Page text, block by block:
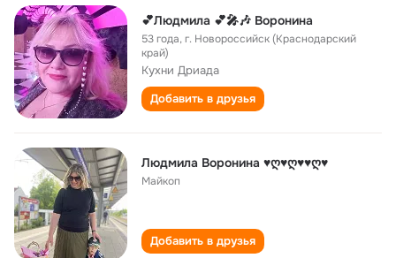
💕Людмила 💕🎤🎶 Воронина
53 года,г. Новороссийск (Краснодарский
край)
Кухни Дриада
Добавить в друзья
Людмила Воронина ♥ღ♥ღ♥♥ღ♥
Майкоп
Добавить в друзья